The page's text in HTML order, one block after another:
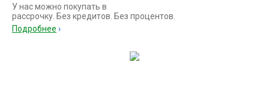
У нас можно покупать в
рассрочку. Без кредитов. Без процентов.
Подробнее